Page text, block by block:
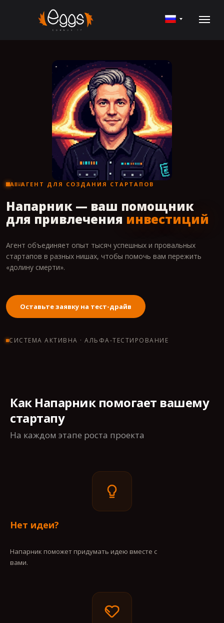
AI-АГЕНТ ДЛЯ СОЗДАНИЯ СТАРТАПОВ
Напарник — ваш помощник
для привлечения инвестиций
Агент объединяет опыт тысяч успешных и провальных
стартапов в разных нишах, чтобы помочь вам пережить
«долину смерти».
Оставьте заявку на тест-драйв
СИСТЕМА АКТИВНА · АЛЬФА-ТЕСТИРОВАНИЕ
Как Напарник помогает вашему
стартапу
На каждом этапе роста проекта
Нет идеи?
Напарник поможет придумать идею вместе с
вами.